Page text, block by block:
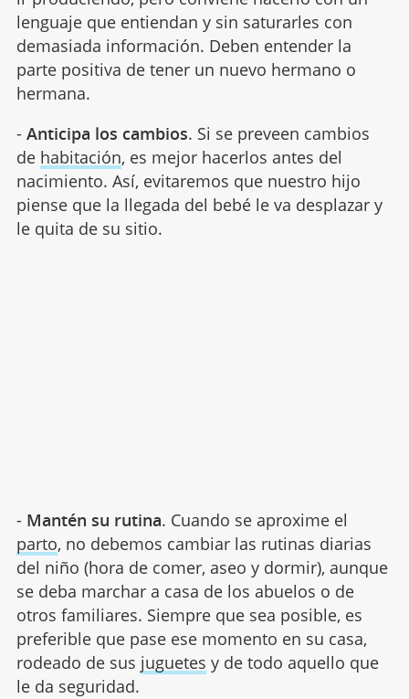
lenguaje que entiendan y sin saturarles con
demasiada información. Deben entender la
parte positiva de tener un nuevo hermano o
hermana.
- Anticipa los cambios. Si se preveen cambios
de habitación, es mejor hacerlos antes del
nacimiento. Así, evitaremos que nuestro hijo
piense que la llegada del bebé le va desplazar y
le quita de su sitio.
- Mantén su rutina. Cuando se aproxime el
parto, no debemos cambiar las rutinas diarias
del niño (hora de comer, aseo y dormir), aunque
se deba marchar a casa de los abuelos o de
otros familiares. Siempre que sea posible, es
preferible que pase ese momento en su casa,
rodeado de sus juguetes y de todo aquello que
le da seguridad.